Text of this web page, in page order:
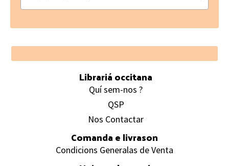
Footer
Librariá occitana
Quí sem-nos ?
QSP
Nos Contactar
Comanda e livrason
Condicions Generalas de Venta